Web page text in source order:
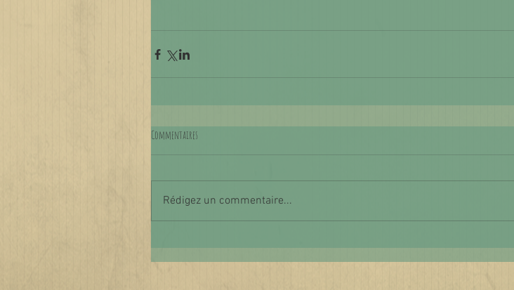
Commentaires
Rédigez un commentaire...